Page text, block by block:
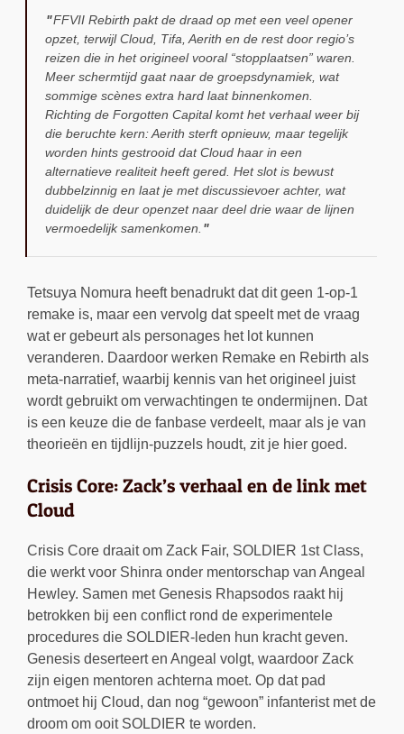
FFVII Rebirth pakt de draad op met een veel opener
opzet, terwijl Cloud, Tifa, Aerith en de rest door regio’s
reizen die in het origineel vooral “stopplaatsen” waren.
Meer schermtijd gaat naar de groepsdynamiek, wat
sommige scènes extra hard laat binnenkomen.
Richting de Forgotten Capital komt het verhaal weer bij
die beruchte kern: Aerith sterft opnieuw, maar tegelijk
worden hints gestrooid dat Cloud haar in een
alternatieve realiteit heeft gered. Het slot is bewust
dubbelzinnig en laat je met discussievoer achter, wat
duidelijk de deur openzet naar deel drie waar de lijnen
vermoedelijk samenkomen.
Tetsuya Nomura heeft benadrukt dat dit geen 1-op-1
remake is, maar een vervolg dat speelt met de vraag
wat er gebeurt als personages het lot kunnen
veranderen. Daardoor werken Remake en Rebirth als
meta-narratief, waarbij kennis van het origineel juist
wordt gebruikt om verwachtingen te ondermijnen. Dat
is een keuze die de fanbase verdeelt, maar als je van
theorieën en tijdlijn-puzzels houdt, zit je hier goed.
Crisis Core: Zack’s verhaal en de link met
Cloud
Crisis Core draait om Zack Fair, SOLDIER 1st Class,
die werkt voor Shinra onder mentorschap van Angeal
Hewley. Samen met Genesis Rhapsodos raakt hij
betrokken bij een conflict rond de experimentele
procedures die SOLDIER-leden hun kracht geven.
Genesis deserteert en Angeal volgt, waardoor Zack
zijn eigen mentoren achterna moet. Op dat pad
ontmoet hij Cloud, dan nog “gewoon” infanterist met de
droom om ooit SOLDIER te worden.